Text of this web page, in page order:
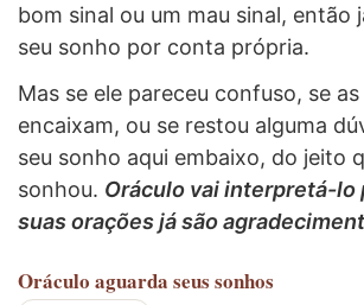
bom sinal ou um mau sinal, então
seu sonho por conta própria.
Mas se ele pareceu confuso, se
encaixam, ou se restou alguma
seu sonho aqui embaixo, do jeito
sonhou. Oráculo vai interpretá-lo
suas orações já são
Oráculo aguarda seus sonhos